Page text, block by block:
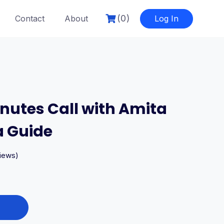
Contact About (0) Log In
Call with Amita
Guide